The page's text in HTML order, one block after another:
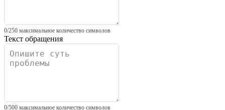
0/250 максимальное количество символов
Текст обращения
0/500 максимальное количество символов